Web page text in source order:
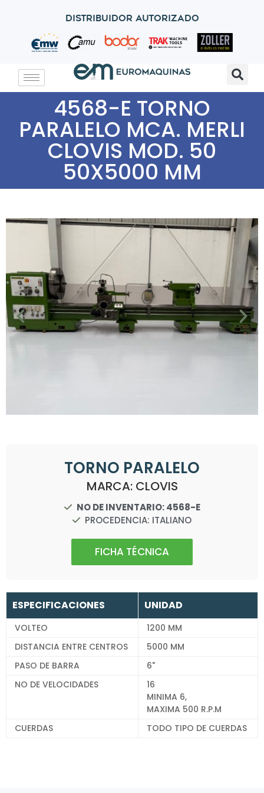
Distribuidor autorizado
4568-E TORNO
PARALELO MCA. MERLI
CLOVIS MOD. 50
50X5000 MM
TORNO PARALELO
MARCA: CLOVIS
NO DE INVENTARIO: 4568-E
PROCEDENCIA: ITALIANO
FICHA TÉCNICA
ESPECIFICACIONES UNIDAD
VOLTEO
1200 MM
DISTANCIA ENTRE CENTROS
5000 MM
PASO DE BARRA
6"
NO DE VELOCIDADES
16
MINIMA 6,
MAXIMA 500 R.P.M
CUERDAS
TODO TIPO DE CUERDAS